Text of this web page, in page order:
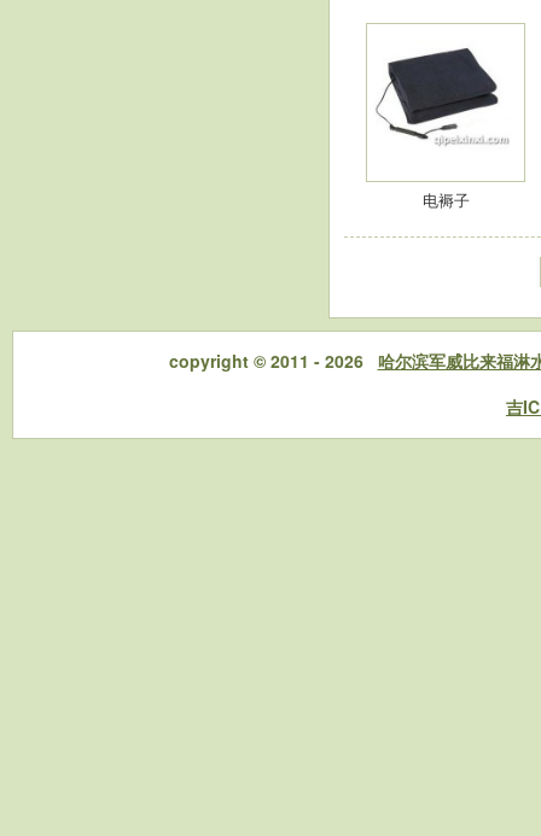
电褥子
copyright © 2011 - 2026 哈尔滨军威比来福淋
吉